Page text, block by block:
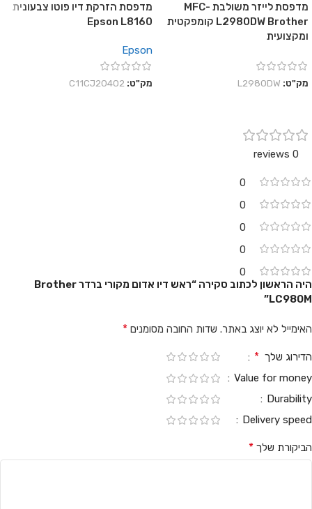
מדפסת לייזר משולבת MFC-
L2980DW Brother קומפקטית
ומקצועית
מק"ט: L2980DW
מדפסת הזרקת דיו פוטו צבעונית
Epson L8160
Epson
מק"ט: C11CJ20402
0 reviews
0
0
0
0
0
היה הראשון לכתוב סקירה “ראש דיו אדום מקורי ברדר Brother
LC980M”
האימייל לא יוצג באתר. שדות החובה מסומנים *
הדירוג שלך *
Value for money
Durability
Delivery speed
הביקורת שלך *